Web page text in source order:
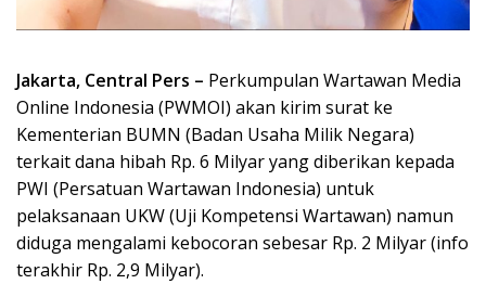
Jakarta, Central Pers – Perkumpulan Wartawan Media
Online Indonesia (PWMOI) akan kirim surat ke
Kementerian BUMN (Badan Usaha Milik Negara)
terkait dana hibah Rp. 6 Milyar yang diberikan kepada
PWI (Persatuan Wartawan Indonesia) untuk
pelaksanaan UKW (Uji Kompetensi Wartawan) namun
diduga mengalami kebocoran sebesar Rp. 2 Milyar (info
terakhir Rp. 2,9 Milyar).